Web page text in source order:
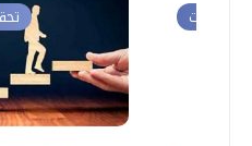
وحوارات